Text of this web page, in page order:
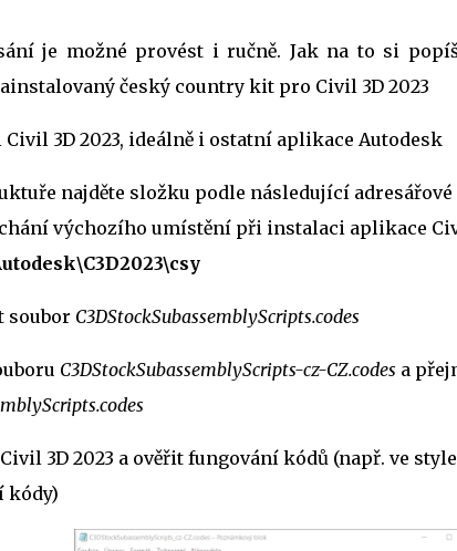
je možné provést i ručně. Jak na to si
český country kit pro Civil 3D 2023
3D 2023, ideálně i ostatní aplikace Autodesk
najděte složku podle následující adresářové
výchozího umístění při instalaci aplikace
soubor C3DStockSubassemblyScripts.codes
C3DStockSubassemblyScripts-cz-CZ.codes a
3D 2023 a ověřit fungování kódů (např. ve
kódy)